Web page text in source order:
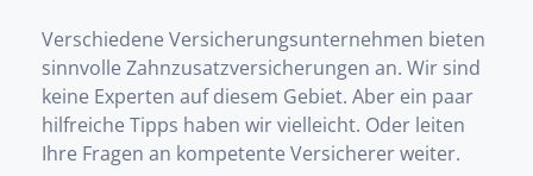
Verschiedene Versicherungsunternehmen bieten
sinnvolle Zahnzusatzversicherungen an. Wir sind
keine Experten auf diesem Gebiet. Aber ein paar
hilfreiche Tipps haben wir vielleicht. Oder leiten
Ihre Fragen an kompetente Versicherer weiter.